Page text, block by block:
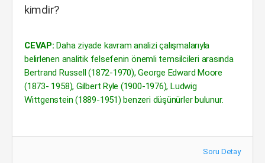
kimdir?
CEVAP: Daha ziyade kavram analizi çalışmalarıyla
belirlenen analitik felsefenin önemli temsilcileri arasında
Bertrand Russell (1872-1970), George Edward Moore
(1873- 1958), Gilbert Ryle (1900-1976), Ludwig
Wittgenstein (1889-1951) benzeri düşünürler bulunur.
Soru Detay